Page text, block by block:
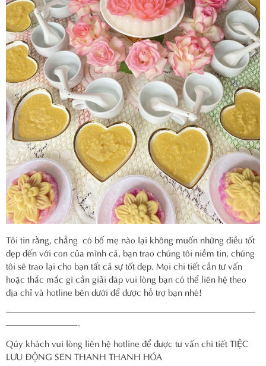
Tôi tin rằng, chẳng có bố mẹ nào lại không muốn những điều tốt
đẹp đến với con của mình cả, bạn trao chúng tôi niềm tin, chúng
tôi sẽ trao lại cho bạn tất cả sự tốt đẹp. Mọi chi tiết cần tư vấn
hoặc thắc mắc gì cần giải đáp vui lòng bạn có thể liên hệ theo
địa chỉ và hotline bên dưới để được hỗ trợ bạn nhé!
————————————————————————————
————————-
Qúy khách vui lòng liên hệ hotline để được tư vấn chi tiết TIỆC
LƯU ĐỘNG SEN THANH THANH HÓA